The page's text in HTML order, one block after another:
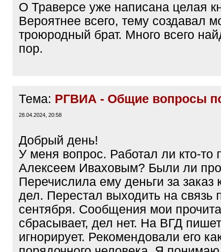
О Траверсе уже написана целая
Вероятнее всего, тему создавал
троюродный брат. Много всего
пор.
Тема: РГВИА - Общие вопросы
28.04.2024, 20:58
Добрый день!
У меня вопрос. Работал ли кто-
Алексеем Иваховым? Были ли
Перечислила ему деньги за заказ
дел. Перестал выходить на связь
сентября. Сообщения мои
сбрасывает, дел нет. На ВГД
игнорирует. Рекомендовали его